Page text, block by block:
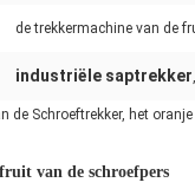
de trekkermachine van de
industriële saptrekker,
de Schroeftrekker, het oranje
van de schroefpers